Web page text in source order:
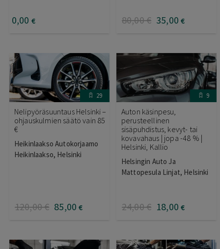
0,00 € 80,00€ 35,00 €
29
Nelipyöräsuuntaus Helsinki –
ohjauskulmien säätö vain 85
€
Heikinlaakso Autokorjaamo
Heikinlaakso, Helsinki
120,00€ 85,00 €
9
Auton käsinpesu,
perusteellinen
sisäpuhdistus, kevyt- tai
kovavahaus | jopa -48 % |
Helsinki, Kallio
Helsingin Auto Ja
Mattopesula Linjat, Helsinki
24,00€ 18,00 €